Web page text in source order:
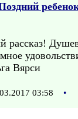
рассказ!
Вярси
03:58 •